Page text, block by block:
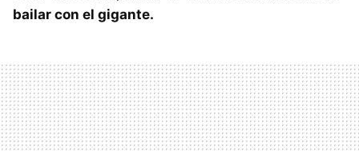
bailar con el gigante.